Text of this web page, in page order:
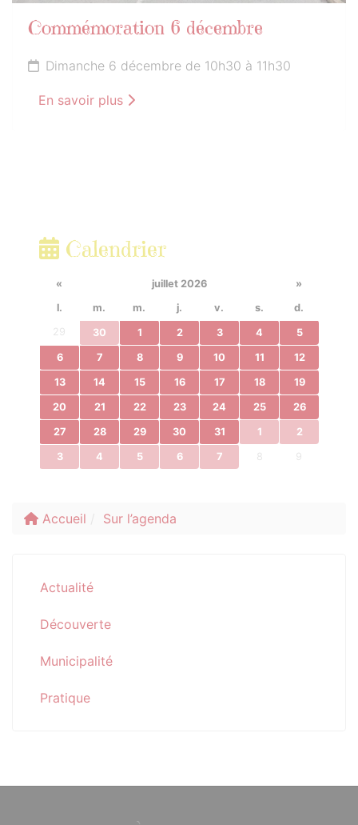
Commémoration 6 décembre
Dimanche 6 décembre de 10h30 à 11h30
En savoir plus
Calendrier
« juillet 2026
»
l.
m. m. j. v. s.
d.
29
30 1 2 3 4 5
6 7 8 9 10 11 12
13 14 15 16 17 18 19
20 21 22 23 24 25 26
27 28 29 30 31 1 2
3 4 5 6 7 8 9
Accueil Sur l’agenda
Actualité
Découverte
Municipalité
Pratique